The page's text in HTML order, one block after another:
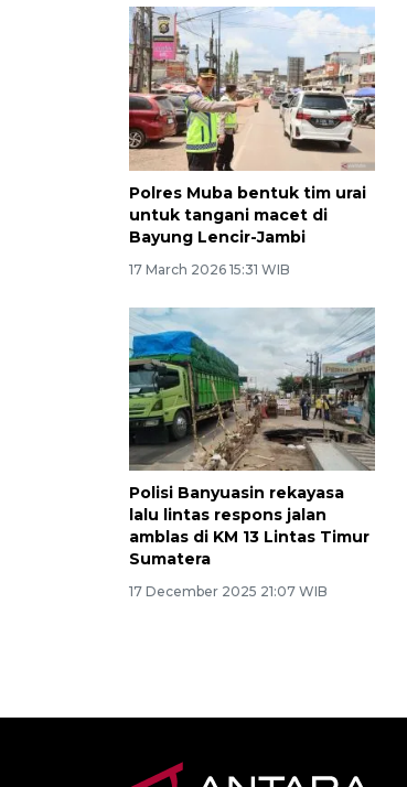
Polres Muba bentuk tim urai
untuk tangani macet di
Bayung Lencir-Jambi
17 March 2026 15:31 WIB
Polisi Banyuasin rekayasa
lalu lintas respons jalan
amblas di KM 13 Lintas Timur
Sumatera
17 December 2025 21:07 WIB